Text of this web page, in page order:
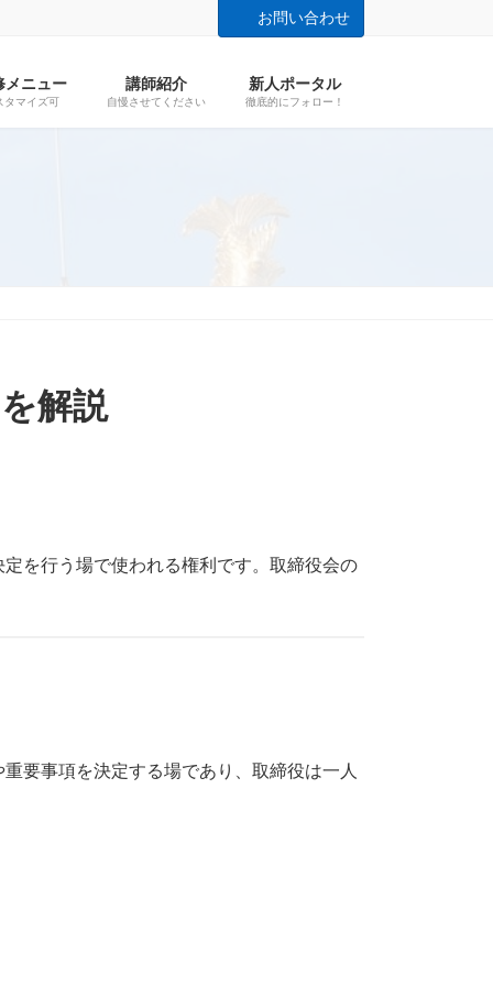
お問い合わせ
メニュー
タマイズ可
講師紹介
自慢させてください
新人ポータル
徹底的にフォロー！
解説
を行う場で使われる権利です。取締役会の
要事項を決定する場であり、取締役は一人